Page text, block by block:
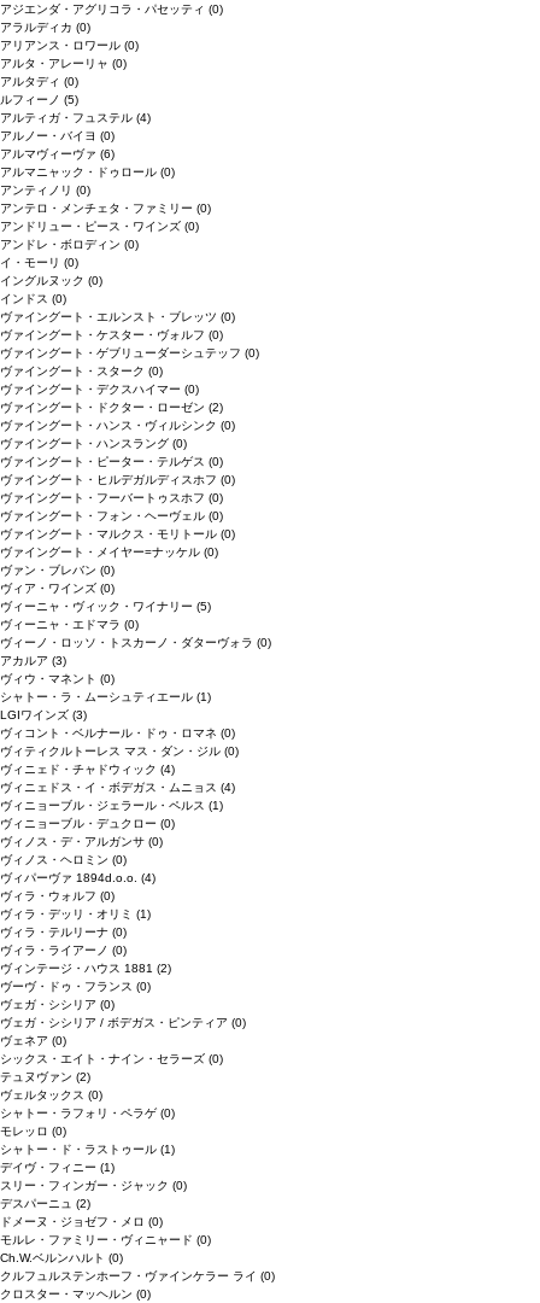
アジエンダ・アグリコラ・パセッティ (0)
アラルディカ (0)
アリアンス・ロワール (0)
アルタ・アレーリャ (0)
アルタディ (0)
ルフィーノ (5)
アルティガ・フュステル (4)
アルノー・バイヨ (0)
アルマヴィーヴァ (6)
アルマニャック・ドゥロール (0)
アンティノリ (0)
アンテロ・メンチェタ・ファミリー (0)
アンドリュー・ピース・ワインズ (0)
アンドレ・ボロディン (0)
イ・モーリ (0)
イングルヌック (0)
インドス (0)
ヴァイングート・エルンスト・ブレッツ (0)
ヴァイングート・ケスター・ヴォルフ (0)
ヴァイングート・ゲブリューダーシュテッフ (0)
ヴァイングート・スターク (0)
ヴァイングート・デクスハイマー (0)
ヴァイングート・ドクター・ローゼン (2)
ヴァイングート・ハンス・ヴィルシンク (0)
ヴァイングート・ハンスラング (0)
ヴァイングート・ピーター・テルゲス (0)
ヴァイングート・ヒルデガルディスホフ (0)
ヴァイングート・フーバートゥスホフ (0)
ヴァイングート・フォン・ヘーヴェル (0)
ヴァイングート・マルクス・モリトール (0)
ヴァイングート・メイヤー=ナッケル (0)
ヴァン・ブレバン (0)
ヴィア・ワインズ (0)
ヴィーニャ・ヴィック・ワイナリー (5)
ヴィーニャ・エドマラ (0)
ヴィーノ・ロッソ・トスカーノ・ダターヴォラ (0)
アカルア (3)
ヴィウ・マネント (0)
シャトー・ラ・ムーシュティエール (1)
LGIワインズ (3)
ヴィコント・ベルナール・ドゥ・ロマネ (0)
ヴィティクルトーレス マス・ダン・ジル (0)
ヴィニェド・チャドウィック (4)
ヴィニェドス・イ・ボデガス・ムニョス (4)
ヴィニョーブル・ジェラール・ペルス (1)
ヴィニョーブル・デュクロー (0)
ヴィノス・デ・アルガンサ (0)
ヴィノス・ヘロミン (0)
ヴィパーヴァ 1894d.o.o. (4)
ヴィラ・ウォルフ (0)
ヴィラ・デッリ・オリミ (1)
ヴィラ・テルリーナ (0)
ヴィラ・ライアーノ (0)
ヴィンテージ・ハウス 1881 (2)
ヴーヴ・ドゥ・フランス (0)
ヴェガ・シシリア (0)
ヴェガ・シシリア / ボデガス・ピンティア (0)
ヴェネア (0)
シックス・エイト・ナイン・セラーズ (0)
テュヌヴァン (2)
ヴェルタックス (0)
シャトー・ラフォリ・ペラゲ (0)
モレッロ (0)
シャトー・ド・ラストゥール (1)
デイヴ・フィニー (1)
スリー・フィンガー・ジャック (0)
デスパーニュ (2)
ドメーヌ・ジョゼフ・メロ (0)
モルレ・ファミリー・ヴィニャード (0)
Ch.W.ベルンハルト (0)
クルフュルステンホーフ・ヴァインケラー ライ (0)
クロスター・マッヘルン (0)